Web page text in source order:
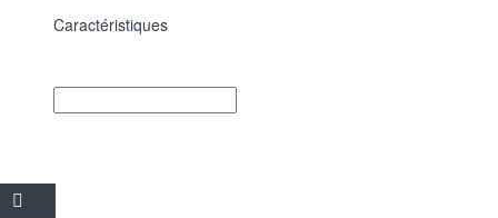
Caractéristiques